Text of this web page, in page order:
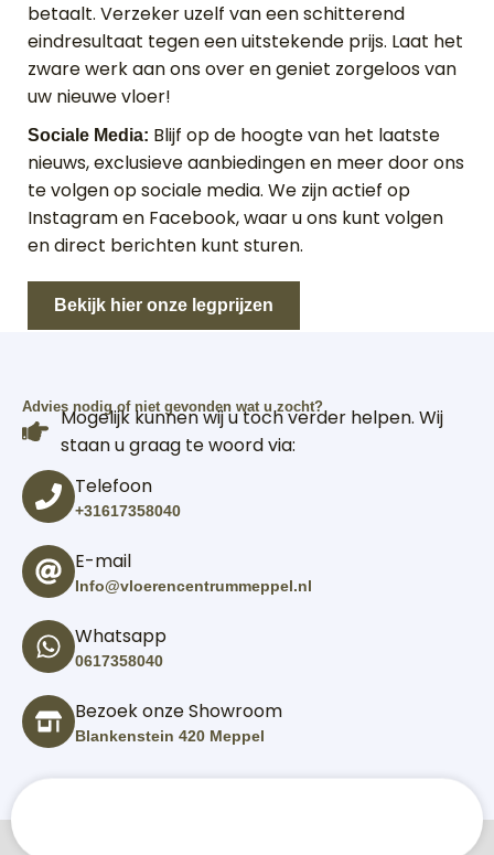
betaalt. Verzeker uzelf van een schitterend
eindresultaat tegen een uitstekende prijs. Laat het
zware werk aan ons over en geniet zorgeloos van
uw nieuwe vloer!
Sociale Media: Blijf op de hoogte van het laatste
nieuws, exclusieve aanbiedingen en meer door ons
te volgen op sociale media. We zijn actief op
Instagram en Facebook, waar u ons kunt volgen
en direct berichten kunt sturen.
Bekijk hier onze legprijzen
Advies nodig of niet gevonden wat u zocht?
Mogelijk kunnen wij u toch verder helpen. Wij
staan u graag te woord via:
Telefoon
+31617358040
E-mail
Info@vloerencentrummeppel.nl
Whatsapp
0617358040
Bezoek onze Showroom
Blankenstein 420 Meppel